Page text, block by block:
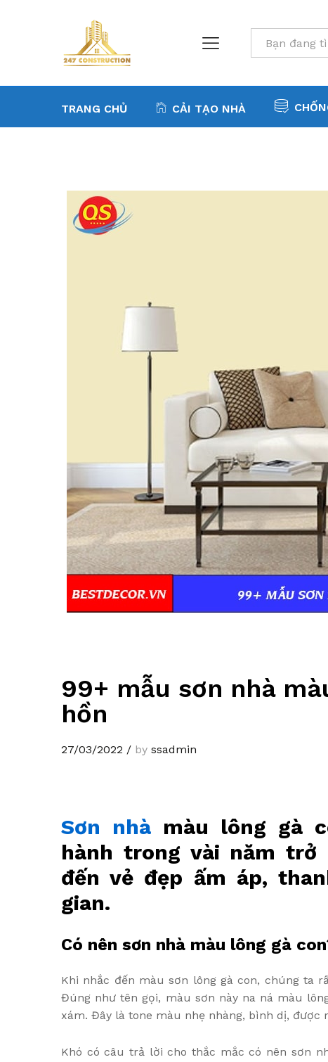
TRANG CHỦ CẢI TẠO NHÀ
99+ mẫu sơn nhà
hồn
27/03/2022 / by ssadmin
Sơn nhà màu lông gà
hành trong vài năm trở
đến vẻ đẹp ấm áp,
gian.
Có nên sơn nhà màu lông gà
Khi nhắc đến màu sơn lông gà con, chúng ta
Đúng như tên gọi, màu sơn này na ná màu
xám. Đây là tone màu nhẹ nhàng, bình dị,
Khó có câu trả lời cho thắc mắc có nên sơn